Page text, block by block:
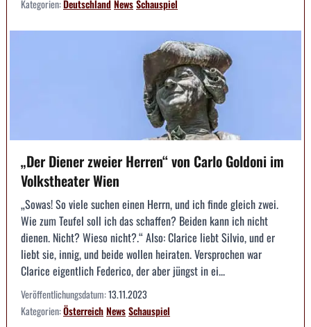
Kategorien:DeutschlandNewsSchauspiel
„Der Diener zweier Herren“ von Carlo Goldoni im
Volkstheater Wien
„Sowas! So viele suchen einen Herrn, und ich finde gleich zwei.
Wie zum Teufel soll ich das schaffen? Beiden kann ich nicht
dienen. Nicht? Wieso nicht?.“ Also: Clarice liebt Silvio, und er
liebt sie, innig, und beide wollen heiraten. Versprochen war
Clarice eigentlich Federico, der aber jüngst in ei...
Veröffentlichungsdatum:13.11.2023
Kategorien:ÖsterreichNewsSchauspiel